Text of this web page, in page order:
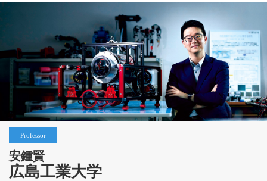
Professor
安鍾賢
広島工業大学